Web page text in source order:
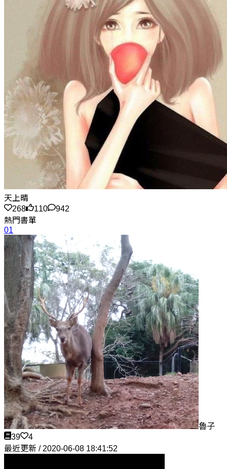
天上晴
268
110
942
熱門書單
01
魯子
39
4
最近更新 / 2020-06-08 18:41:52